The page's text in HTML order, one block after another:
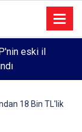
eski il
18 Bin TL'lik